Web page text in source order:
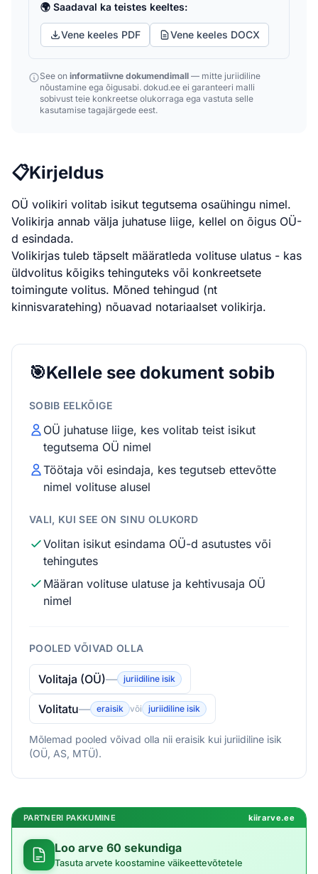
🌍 Saadaval ka teistes keeltes:
Vene keeles PDF Vene keeles DOCX
See on informatiivne dokumendimall — mitte juriidiline
nõustamine ega õigusabi. dokud.ee ei garanteeri malli
sobivust teie konkreetse olukorraga ega vastuta selle
kasutamise tagajärgede eest.
📋Kirjeldus
OÜ volikiri volitab isikut tegutsema osaühingu nimel.
Volikirja annab välja juhatuse liige, kellel on õigus OÜ-
d esindada.
Volikirjas tuleb täpselt määratleda volituse ulatus - kas
üldvolitus kõigiks tehinguteks või konkreetsete
toimingute volitus. Mõned tehingud (nt
kinnisvaratehing) nõuavad notariaalset volikirja.
🎯Kellele see dokument sobib
SOBIB EELKÕIGE
OÜ juhatuse liige, kes volitab teist isikut
tegutsema OÜ nimel
Töötaja või esindaja, kes tegutseb ettevõtte
nimel volituse alusel
VALI, KUI SEE ON SINU OLUKORD
Volitan isikut esindama OÜ-d asutustes või
tehingutes
Määran volituse ulatuse ja kehtivusaja OÜ
nimel
POOLED VÕIVAD OLLA
Volitaja (OÜ)— juriidiline isik
Volitatu— eraisik või juriidiline isik
Mõlemad pooled võivad olla nii eraisik kui juriidiline isik
(OÜ, AS, MTÜ).
PARTNERI PAKKUMINE kiirarve.ee
Loo arve 60 sekundiga
Tasuta arvete koostamine väikeettevõtetele